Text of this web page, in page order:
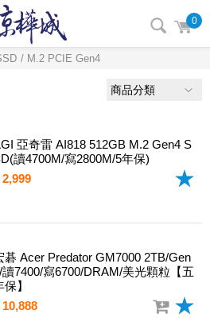
0
M.2 PCIE Gen4
商品分類
亞奇雷 AI818 512GB M.2 Gen4 S
讀4700M/寫2800M/5年保)
2,999
碁 Acer Predator GM7000 2TB/Gen
讀7400/寫6700/DRAM/美光顆粒【五
保】
10,888